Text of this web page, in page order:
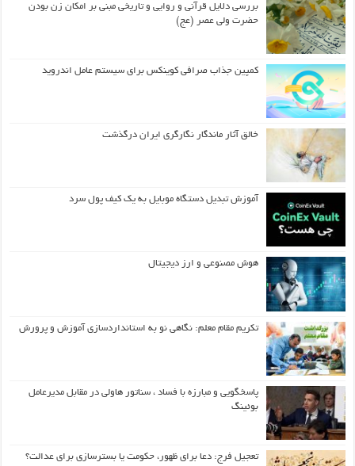
بررسی دلایل قرآنی و روایی و تاریخی مبنی بر امکان زن بودن
حضرت ولی عصر (عج)
کمپین جذاب صرافی کوینکس برای سیستم عامل اندروید
خالق آثار ماندگار نگارگری ایران درگذشت
آموزش تبدیل دستگاه موبایل به یک کیف‌ پول سرد
هوش مصنوعی و ارز دیجیتال
تکریم مقام معلم: نگاهی نو به استانداردسازی آموزش و پرورش
پاسخگویی و مبارزه با فساد ، سناتور هاولی در مقابل مدیرعامل
بوئینگ
تعجیل فرج: دعا برای ظهور، حکومت یا بسترسازی برای عدالت؟